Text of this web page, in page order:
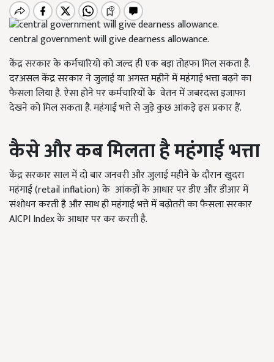
central government will give dearness allowance.
केंद्र सरकार के कर्मचारियों को जल्द ही एक बड़ा तोहफा मिल सकता है.
दरअसल केंद्र सरकार ने जुलाई या अगस्त महीने में महंगाई भत्ता बढ़ने का
फैसला लिया है. ऐसा होने पर कर्मचारियों के वेतन में जबरदस्त इजाफा
देखने को मिल सकता है. महंगाई भत्ते से जुड़े कुछ आंकड़े इस प्रकार हैं.
कैसे और कब मिलता है महंगाई भत्ता
केंद्र सरकार साल में दो बार जनवरी और जुलाई महीने के दौरान खुदरा
महंगाई (retail inflation) के आंकड़ों के आधार पर डीए और डीआर में
संशोधन करती है और साथ ही महंगाई भत्ते में बढ़ोतरी का फैसला सरकार
AICPI Index के आधार पर कर करती है.